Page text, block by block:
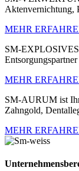
Aktenvernichtung,
MEHR
SM-
MEHR
SM-AURUM ist
Zahngold,
MEHR